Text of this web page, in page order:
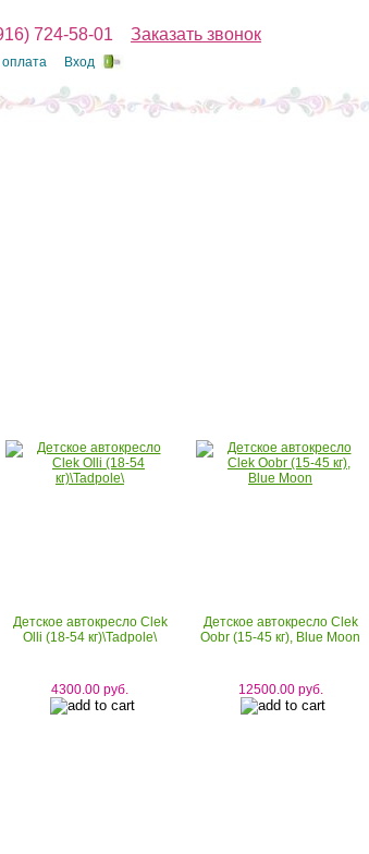
724-58-01 Заказать звонок
оплата Вход
Детское автокресло Clek
Olli (18-54 кг)\Tadpole\
4300.00 руб.
Детское автокресло Clek
Oobr (15-45 кг), Blue Moon
12500.00 руб.